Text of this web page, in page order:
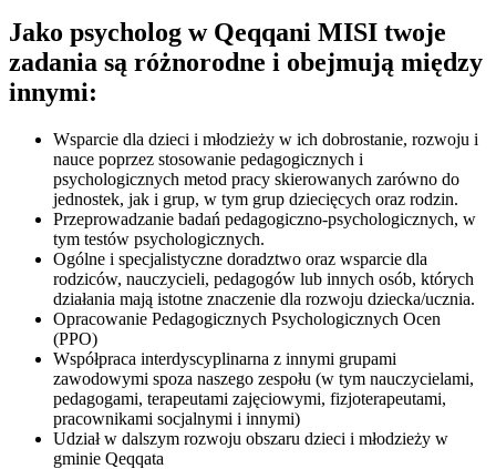
Jako psycholog w Qeqqani MISI twoje
zadania są różnorodne i obejmują między
innymi:
Wsparcie dla dzieci i młodzieży w ich dobrostanie, rozwoju i
nauce poprzez stosowanie pedagogicznych i
psychologicznych metod pracy skierowanych zarówno do
jednostek, jak i grup, w tym grup dziecięcych oraz rodzin.
Przeprowadzanie badań pedagogiczno-psychologicznych, w
tym testów psychologicznych.
Ogólne i specjalistyczne doradztwo oraz wsparcie dla
rodziców, nauczycieli, pedagogów lub innych osób, których
działania mają istotne znaczenie dla rozwoju dziecka/ucznia.
Opracowanie Pedagogicznych Psychologicznych Ocen
(PPO)
Współpraca interdyscyplinarna z innymi grupami
zawodowymi spoza naszego zespołu (w tym nauczycielami,
pedagogami, terapeutami zajęciowymi, fizjoterapeutami,
pracownikami socjalnymi i innymi)
Udział w dalszym rozwoju obszaru dzieci i młodzieży w
gminie Qeqqata